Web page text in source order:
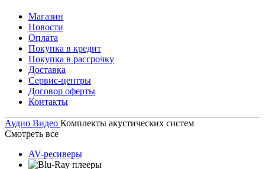
Магазин
Новости
Оплата
Покупка в кредит
Покупка в рассрочку
Доставка
Сервис-центры
Договор оферты
Контакты
Аудио Видео Комплекты акустических систем
Смотреть все
AV-ресиверы